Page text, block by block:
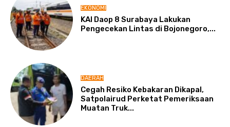
EKONOMI
KAI Daop 8 Surabaya Lakukan
Pengecekan Lintas di Bojonegoro,...
DAERAH
Cegah Resiko Kebakaran Dikapal,
Satpolairud Perketat Pemeriksaan
Muatan Truk...